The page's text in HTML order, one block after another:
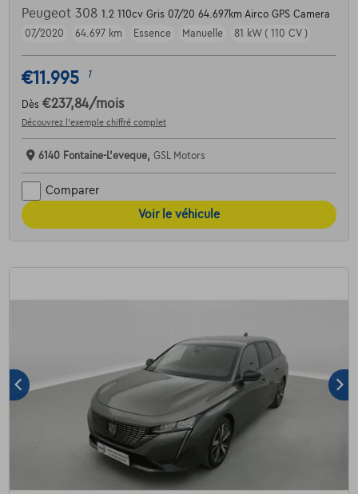
Peugeot 308 1.2 110cv Gris 07/20 64.697km Airco GPS Camera
07/2020
64.697 km Essence Manuelle 81 kW ( 110 CV )
€11.995 1
Dès €237,84/mois
Découvrez l’exemple chiffré complet
6140 Fontaine-L'eveque, GSL Motors
Comparer
Voir le véhicule